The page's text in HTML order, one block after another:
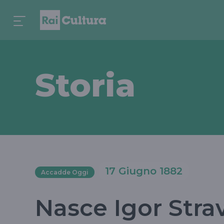
Storia
Accadde Oggi 17 Giugno 1882
Nasce Igor